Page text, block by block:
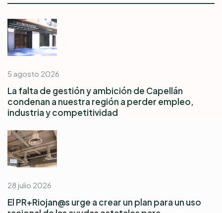
5 agosto 2026
La falta de gestión y ambición de Capellán
condenan a nuestra región a perder empleo,
industria y competitividad
28 julio 2026
El PR+Riojan@s urge a crear un plan para un uso